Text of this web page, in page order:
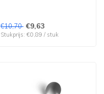
€10,70 €9,63
Stukprijs: €0,89 / stuk